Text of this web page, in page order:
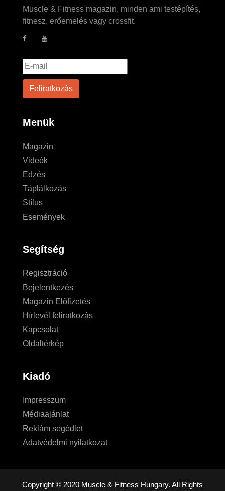
Muscle & Fitness magazin, minden ami testépítés,
fitnesz, erőemelés vagy crossfit.
Menük
Magazin
Videók
Edzés
Táplálkozás
Stílus
Események
Segítség
Regisztráció
Bejelentkezés
Magazin Előfizetés
Hírlevél feliratkozás
Kapcsolat
Oldaltérkép
Kiadó
Impresszum
Médiaajánlat
Reklám segédlet
Adatvédelmi nyilatkozat
Copyright © 2020 Muscle & Fitness Hungary. All Rights